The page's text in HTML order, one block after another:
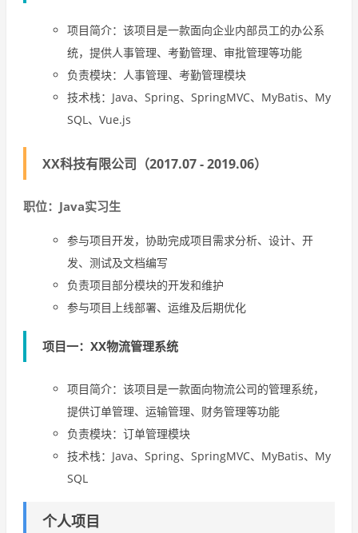
项目简介：该项目是一款面向企业内部员工的办公系
统，提供人事管理、考勤管理、审批管理等功能
负责模块：人事管理、考勤管理模块
技术栈：Java、Spring、SpringMVC、MyBatis、My
SQL、Vue.js
XX科技有限公司（2017.07 - 2019.06）
职位：Java实习生
参与项目开发，协助完成项目需求分析、设计、开
发、测试及文档编写
负责项目部分模块的开发和维护
参与项目上线部署、运维及后期优化
项目一：XX物流管理系统
项目简介：该项目是一款面向物流公司的管理系统，
提供订单管理、运输管理、财务管理等功能
负责模块：订单管理模块
技术栈：Java、Spring、SpringMVC、MyBatis、My
SQL
个人项目